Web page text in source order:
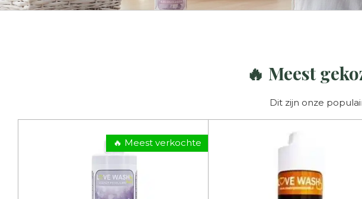
🔥 Meest
Dit zijn onze
🔥 Meest verkochte